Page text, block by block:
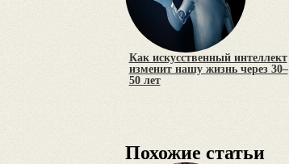
Как искусственный интеллект
изменит нашу жизнь через 30–
50 лет
Похожие статьи